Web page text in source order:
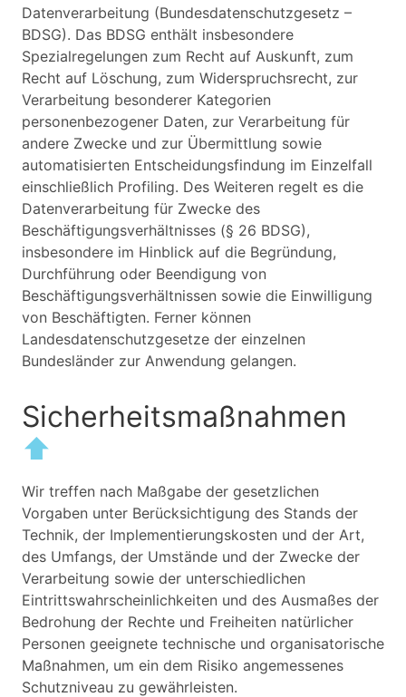
Datenverarbeitung (Bundesdatenschutzgesetz –
BDSG). Das BDSG enthält insbesondere
Spezialregelungen zum Recht auf Auskunft, zum
Recht auf Löschung, zum Widerspruchsrecht, zur
Verarbeitung besonderer Kategorien
personenbezogener Daten, zur Verarbeitung für
andere Zwecke und zur Übermittlung sowie
automatisierten Entscheidungsfindung im Einzelfall
einschließlich Profiling. Des Weiteren regelt es die
Datenverarbeitung für Zwecke des
Beschäftigungsverhältnisses (§ 26 BDSG),
insbesondere im Hinblick auf die Begründung,
Durchführung oder Beendigung von
Beschäftigungsverhältnissen sowie die Einwilligung
von Beschäftigten. Ferner können
Landesdatenschutzgesetze der einzelnen
Bundesländer zur Anwendung gelangen.
Sicherheitsmaßnahmen
⬆
Wir treffen nach Maßgabe der gesetzlichen
Vorgaben unter Berücksichtigung des Stands der
Technik, der Implementierungskosten und der Art,
des Umfangs, der Umstände und der Zwecke der
Verarbeitung sowie der unterschiedlichen
Eintrittswahrscheinlichkeiten und des Ausmaßes der
Bedrohung der Rechte und Freiheiten natürlicher
Personen geeignete technische und organisatorische
Maßnahmen, um ein dem Risiko angemessenes
Schutzniveau zu gewährleisten.